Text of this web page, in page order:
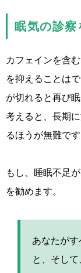
眠気の診察
カフェインを含
を抑えることは
が切れると再び眠
考えると、長期
るほうが無難です
もし、睡眠不足
を勧めます。
あなたが
と、そし